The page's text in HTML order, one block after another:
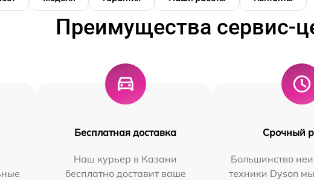
Преимущества сервис-
Бесплатная доставка
Наш курьер в Казани
бесплатно доставит ваше
Срочный
Большинство
техники Dyson